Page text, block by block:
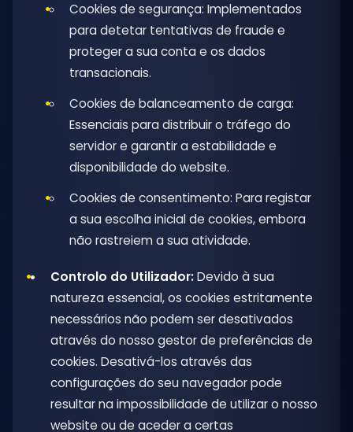
Cookies de segurança: Implementados
para detetar tentativas de fraude e
proteger a sua conta e os dados
transacionais.
Cookies de balanceamento de carga:
Essenciais para distribuir o tráfego do
servidor e garantir a estabilidade e
disponibilidade do website.
Cookies de consentimento: Para registar
a sua escolha inicial de cookies, embora
não rastreiem a sua atividade.
Controlo do Utilizador:Devido à sua
natureza essencial, os cookies estritamente
necessários não podem ser desativados
através do nosso gestor de preferências de
cookies. Desativá-los através das
configurações do seu navegador pode
resultar na impossibilidade de utilizar o nosso
website ou de aceder a certas